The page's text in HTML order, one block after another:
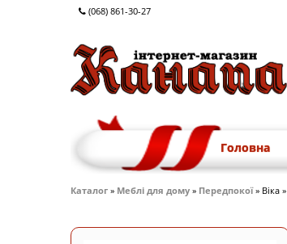
(068) 861-30-27
Головна
Каталог » Меблі для дому » Передпокої» Віка »